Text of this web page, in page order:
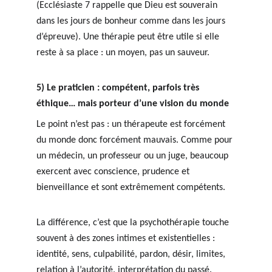
(Ecclésiaste 7 rappelle que Dieu est souverain
dans les jours de bonheur comme dans les jours
d’épreuve). Une thérapie peut être utile si elle
reste à sa place : un moyen, pas un sauveur.
5) Le praticien : compétent, parfois très
éthique… mais porteur d’une vision du monde
Le point n’est pas : un thérapeute est forcément
du monde donc forcément mauvais. Comme pour
un médecin, un professeur ou un juge, beaucoup
exercent avec conscience, prudence et
bienveillance et sont extrêmement compétents.
La différence, c’est que la psychothérapie touche
souvent à des zones intimes et existentielles :
identité, sens, culpabilité, pardon, désir, limites,